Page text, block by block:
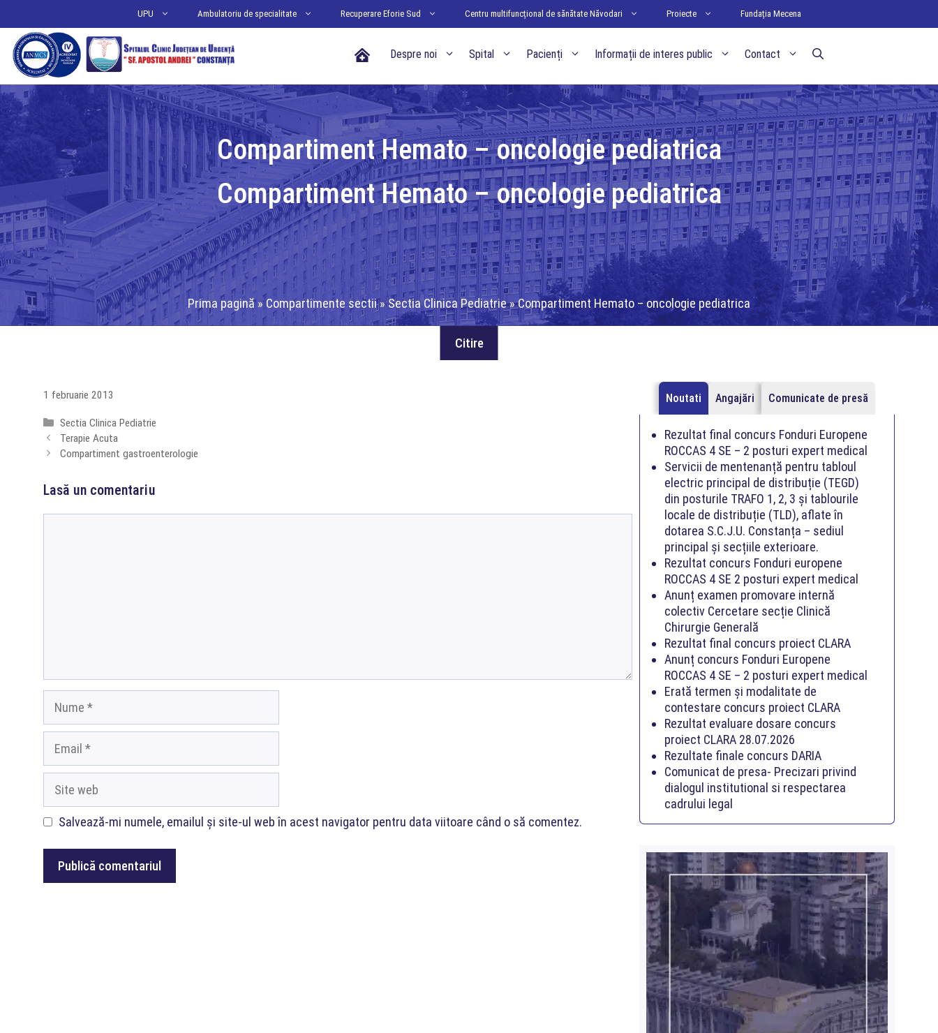
conținut
UPU Ambulatoriu de specialitate Recuperare Eforie Sud Centru multifuncțional de sănătate Năvodari Proiecte Fundația Mecena
Acasa Despre noi Spital Pacienți Informații de interes public Contact
Prima pagină » Compartimente sectii » Sectia Clinica Pediatrie»Compartiment Hemato – oncologie pediatrica
Compartiment Hemato – oncologie pediatrica
Compartiment Hemato – oncologie pediatrica
1 februarie 2013
Categorii
Sectia Clinica Pediatrie
Terapie Acuta
Compartiment gastroenterologie
Lasă un comentariu
web
Salvează-mi numele, emailul și site-ul web în acest navigator pentru data viitoare când o să comentez.
Noutati Angajări Comunicate de presă
Rezultat final concurs Fonduri Europene
ROCCAS 4 SE – 2 posturi expert medical
Servicii de mentenanță pentru tabloul
electric principal de distribuție (TEGD)
din posturile TRAFO 1, 2, 3 și tablourile
locale de distribuție (TLD), aflate în
dotarea S.C.J.U. Constanța – sediul
principal și secțiile exterioare.
Rezultat concurs Fonduri europene
ROCCAS 4 SE 2 posturi expert medical
Anunț examen promovare internă
colectiv Cercetare secție Clinică
Chirurgie Generală
Rezultat final concurs proiect CLARA
Anunț concurs Fonduri Europene
ROCCAS 4 SE – 2 posturi expert medical
Erată termen și modalitate de
contestare concurs proiect CLARA
Rezultat evaluare dosare concurs
proiect CLARA 28.07.2026
Rezultate finale concurs DARIA
Comunicat de presa- Precizari privind
dialogul institutional si respectarea
cadrului legal